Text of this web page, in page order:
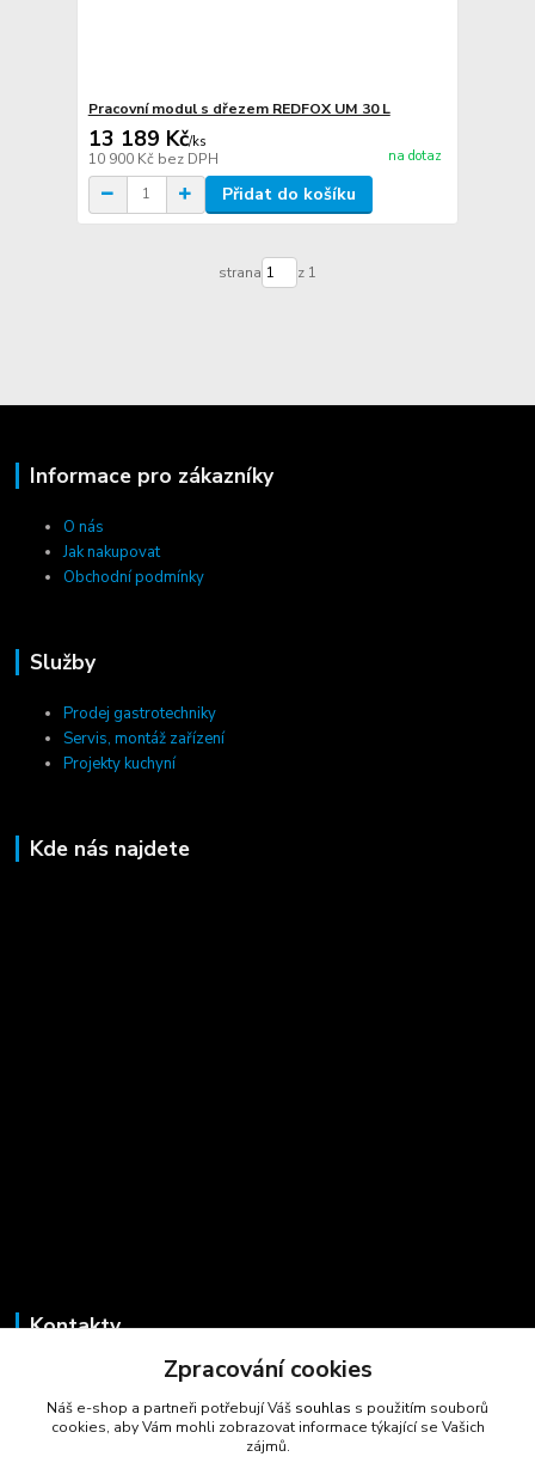
Pracovní modul s dřezem REDFOX UM 30 L
13 189 Kč/ks
10 900 Kč bez DPH na dotaz
Přidat do košíku
strana z 1
Informace pro zákazníky
O nás
Jak nakupovat
Obchodní podmínky
Služby
Prodej gastrotechniky
Servis, montáž zařízení
Projekty kuchyní
Kde nás najdete
Kontakty
+420 723 725 881
(Po-Pá, 8-16 hod.)
Zpracování cookies
Náš e-shop a partneři potřebují Váš souhlas s použitím souborů
cookies, aby Vám mohli zobrazovat informace týkající se Vašich
zájmů.